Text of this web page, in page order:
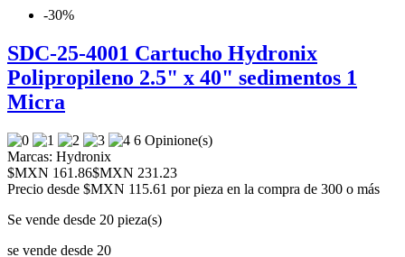
-30%
SDC-25-4001 Cartucho Hydronix
Polipropileno 2.5" x 40" sedimentos 1
Micra
6 Opinione(s)
Marcas: Hydronix
$MXN 161.86$MXN 231.23
Precio desde $MXN 115.61 por pieza en la compra de 300 o más
Se vende desde 20 pieza(s)
se vende desde 20